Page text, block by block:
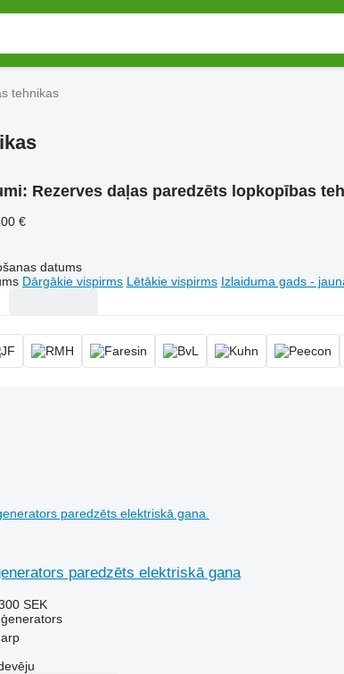
tehnikas
Rezerves daļas paredzēts lopkopības
€
datums
Dārgākie vispirms Lētākie vispirms Izlaiduma gads -
paredzēts elektriskā gana
SEK